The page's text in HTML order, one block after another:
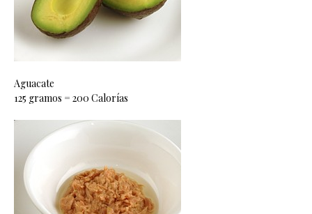
Aguacate
125 gramos = 200 Calorías